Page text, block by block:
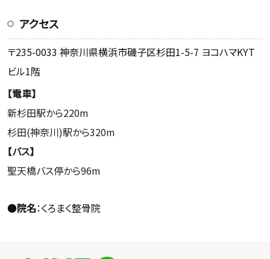
アクセス
〒235-0033 神奈川県横浜市磯子区杉田1-5-7 ヨコハマKYT
ビル1階
【電車】
新杉田駅から220m
杉田(神奈川)駅から320m
【バス】
聖天橋バス停から96m
●院名：くろまく整骨院